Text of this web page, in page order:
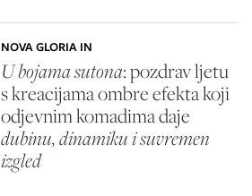
NOVA GLORIA IN
U bojama sutona: pozdrav ljetu
s kreacijama ombre efekta koji
odjevnim komadima daje
dubinu, dinamiku i suvremen
izgled